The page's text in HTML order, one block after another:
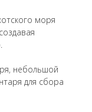
моря
небольшой
для сбора